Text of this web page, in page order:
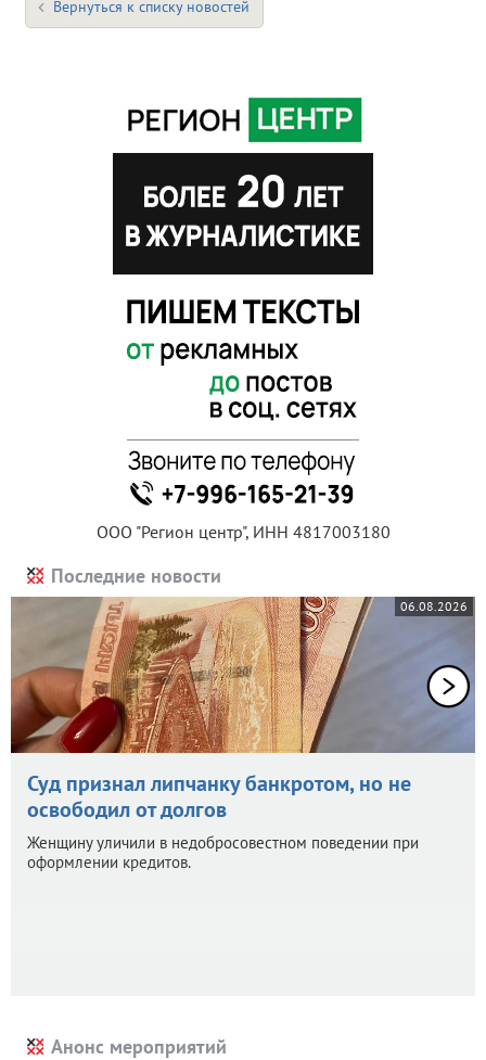
Вернуться к списку новостей
ООО "Регион центр", ИНН 4817003180
Последние новости
06.08.2026
Суд признал липчанку банкротом, но не
освободил от долгов
Женщину уличили в недобросовестном поведении при
оформлении кредитов.
Анонс мероприятий